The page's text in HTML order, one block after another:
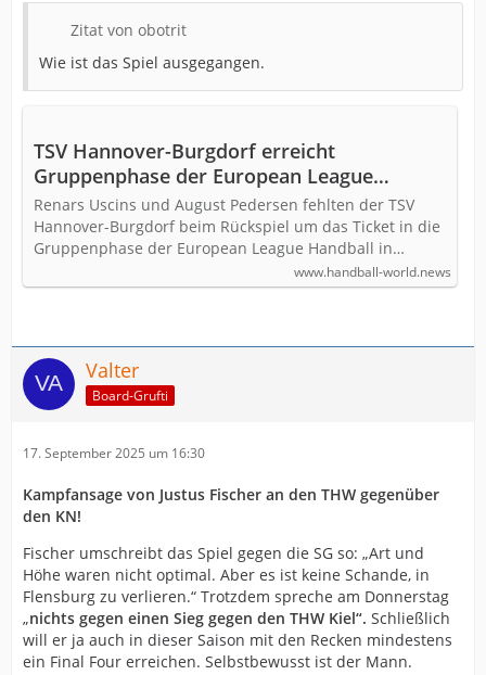
Zitat von obotrit
Wie ist das Spiel ausgegangen.
TSV Hannover-Burgdorf erreicht
Gruppenphase der European League
Handball
Renars Uscins und August Pedersen fehlten der TSV
Hannover-Burgdorf beim Rückspiel um das Ticket in die
Gruppenphase der European League Handball in…
www.handball-world.news
Valter
Board-Grufti
17. September 2025 um 16:30
Kampfansage von Justus Fischer an den THW gegenüber
den KN!
Fischer umschreibt das Spiel gegen die SG so: „Art und
Höhe waren nicht optimal. Aber es ist keine Schande, in
Flensburg zu verlieren.“ Trotzdem spreche am Donnerstag
„nichts gegen einen Sieg gegen den THW Kiel“. Schließlich
will er ja auch in dieser Saison mit den Recken mindestens
ein Final Four erreichen. Selbstbewusst ist der Mann.